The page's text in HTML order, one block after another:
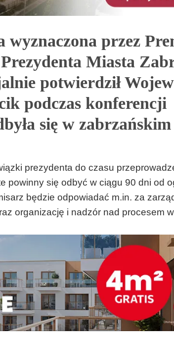
wyznaczona przez
Miasta
potwierdził
podczas konferencji
się w zabrzańskim
prezydenta do czasu
powinny się odbyć w ciągu 90 dni od
będzie odpowiadać m.in. za
organizację i nadzór nad procesem